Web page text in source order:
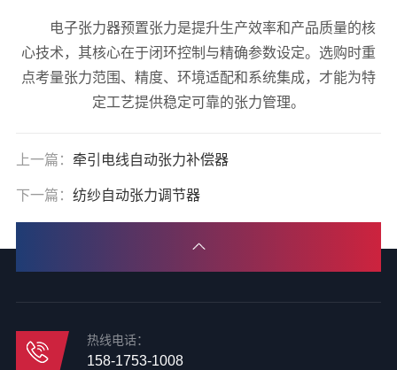
电子张力器预置张力是提升生产效率和产品质量的核
心技术，其核心在于闭环控制与精确参数设定。选购时重
点考量张力范围、精度、环境适配和系统集成，才能为特
定工艺提供稳定可靠的张力管理。
上一篇： 牵引电线自动张力补偿器
下一篇： 纺纱自动张力调节器
热线电话：
158-1753-1008